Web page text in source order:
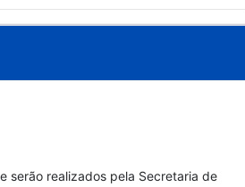
serão realizados pela Secretaria de